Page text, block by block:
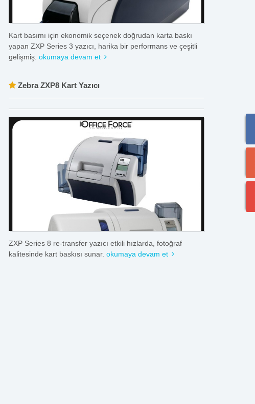
Kart basımı için ekonomik seçenek doğrudan karta baskı
yapan ZXP Series 3 yazıcı, harika bir performans ve çeşitli
gelişmiş. okumaya devam et
Zebra ZXP8 Kart Yazıcı
ZXP Series 8 re-transfer yazıcı etkili hızlarda, fotoğraf
kalitesinde kart baskısı sunar. okumaya devam et